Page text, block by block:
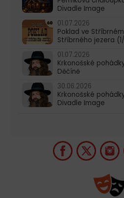
Divadle Image
01.07.2026
Poklad ve
Stříbrného jezera
01.07.2026
Krkonošské
Děčíně
30.06.2026
Krkonošské
Divadle Image